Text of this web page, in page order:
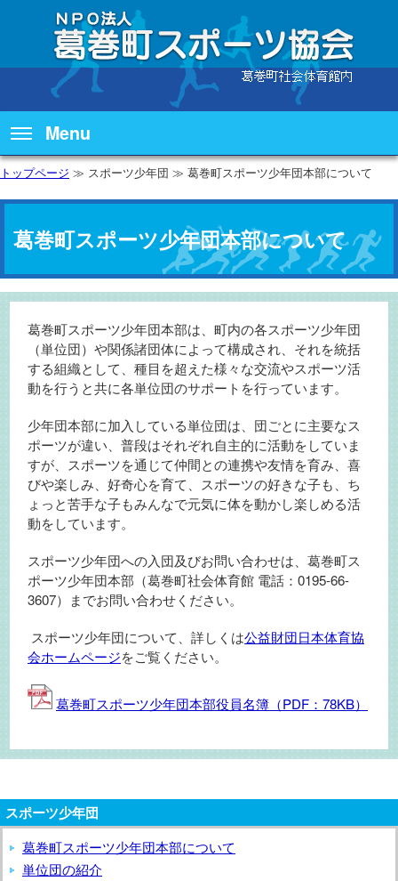
Menu
トップページ ≫ スポーツ少年団 ≫ 葛巻町スポーツ少年団本部について
葛巻町スポーツ少年団本部について
葛巻町スポーツ少年団本部は、町内の各スポーツ少年団
（単位団）や関係諸団体によって構成され、それを統括
する組織として、種目を超えた様々な交流やスポーツ活
動を行うと共に各単位団のサポートを行っています。
少年団本部に加入している単位団は、団ごとに主要なス
ポーツが違い、普段はそれぞれ自主的に活動をしていま
すが、スポーツを通じて仲間との連携や友情を育み、喜
びや楽しみ、好奇心を育て、スポーツの好きな子も、ち
ょっと苦手な子もみんなで元気に体を動かし楽しめる活
動をしています。
スポーツ少年団への入団及びお問い合わせは、葛巻町ス
ポーツ少年団本部（葛巻町社会体育館 電話：0195-66-
3607）までお問い合わせください。
スポーツ少年団について、詳しくは公益財団日本体育協
会ホームページをご覧ください。
葛巻町スポーツ少年団本部役員名簿（PDF：78KB）
スポーツ少年団
葛巻町スポーツ少年団本部について
単位団の紹介